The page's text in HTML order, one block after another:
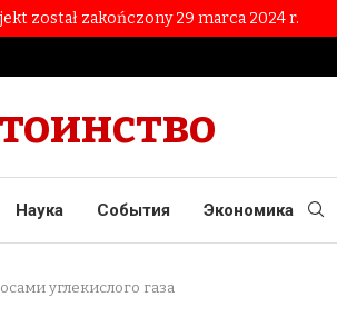
został zakończony 29 marca 2024 r.
Наука События Экономика
углекислого газа